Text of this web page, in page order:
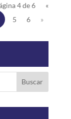
4 de 6
«
5 6 »